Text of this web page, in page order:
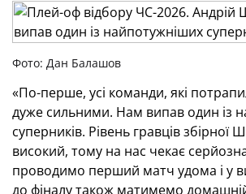
Фото: Дан Балашов
«По-перше, усі команди, які
дуже сильними. Нам випав один із
суперників. Рівень гравців збірної
високий, тому на нас чекає
проводимо перший матч удома і у
до фіналу також матимемо